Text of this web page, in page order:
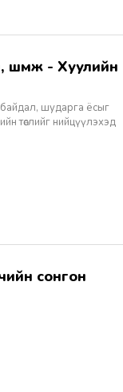
шударга ёсыг
төслийг нийцүүлэхэд